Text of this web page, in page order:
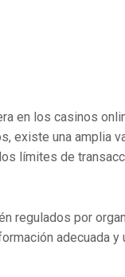
en los casinos
existe una amplia
límites de
regulados por
adecuada y